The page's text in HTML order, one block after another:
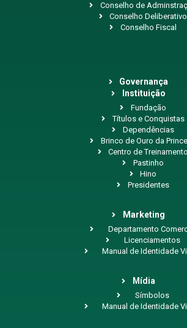
Conselho de
Conselho Deliberativo
Conselho Fiscal
Governança
Instituição
Fundação
Títulos e Conquistas
Dependências
Brinco de Ouro da
Centro de Treinamento
Pastinho
Hino
Presidentes
Marketing
Departamento
Licenciamentos
Manual de Identidade
Mídia
Símbolos
Manual de Identidade